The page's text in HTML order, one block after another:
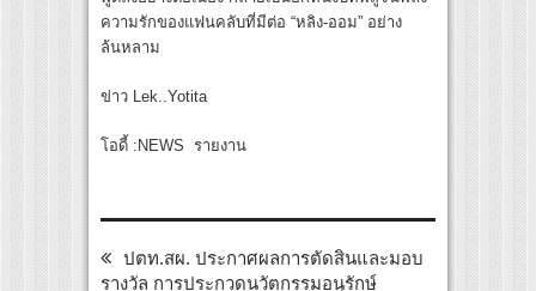
ความรักของแฟนคลับที่มีต่อ “หลิง-ออม” อย่าง
ล้นหลาม
ข่าว Lek..Yotita
โอดี้ :NEWS รายงาน
ปตท.สผ. ประกาศผลการตัดสินและมอบ
รางวัล การประกวดนวัตกรรมอนุรักษ์